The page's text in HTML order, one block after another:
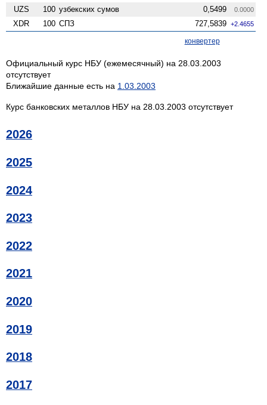
UZS 100 узбекских сумов 0,5499 0.0000
XDR 100 СПЗ 727,5839 +2.4655
конвертер
Официальный курс НБУ (ежемесячный) на 28.03.2003
отсутствует
Ближайшие данные есть на 1.03.2003
Курс банковских металлов НБУ на 28.03.2003 отсутствует
2026
2025
2024
2023
2022
2021
2020
2019
2018
2017